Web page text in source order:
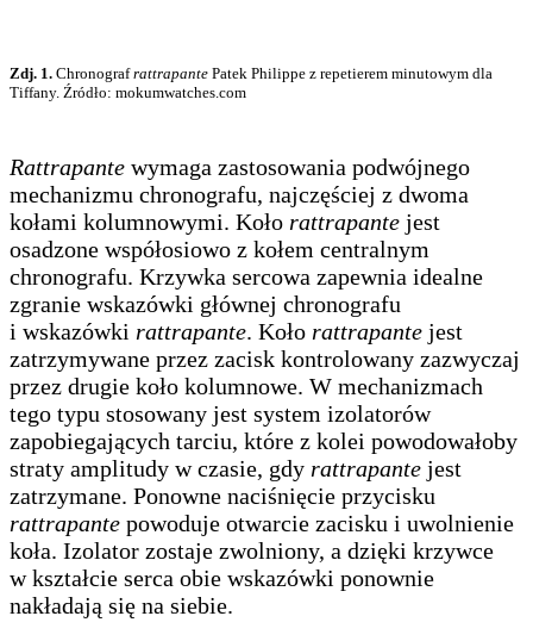
Zdj. 1. Chronografrattrapante Patek Philippe z repetierem minutowym dla
Tiffany. Źródło: mokumwatches.com
Rattrapante wymaga zastosowania podwójnego
mechanizmu chronografu, najczęściej z dwoma
kołami kolumnowymi. Koło rattrapante jest
osadzone współosiowo z kołem centralnym
chronografu. Krzywka sercowa zapewnia idealne
zgranie wskazówki głównej chronografu
i wskazówki rattrapante. Koło rattrapante jest
zatrzymywane przez zacisk kontrolowany zazwyczaj
przez drugie koło kolumnowe. W mechanizmach
tego typu stosowany jest system izolatorów
zapobiegających tarciu, które z kolei powodowałoby
straty amplitudy w czasie, gdy rattrapante jest
zatrzymane. Ponowne naciśnięcie przycisku
rattrapante powoduje otwarcie zacisku i uwolnienie
koła. Izolator zostaje zwolniony, a dzięki krzywce
w kształcie serca obie wskazówki ponownie
nakładają się na siebie.